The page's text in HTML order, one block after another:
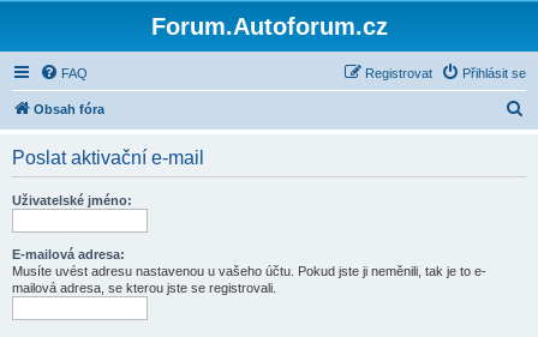
Forum.Autoforum.cz
FAQ Přihlásit se
Registrovat
Obsah fóra
Poslat aktivační e-mail
Uživatelské jméno:
E-mailová adresa:
Musíte uvést adresu nastavenou u vašeho účtu. Pokud jste ji neměnili, tak je to e-
mailová adresa, se kterou jste se registrovali.